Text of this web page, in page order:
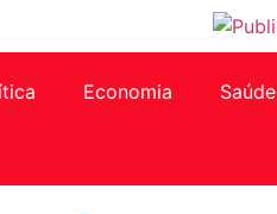
Economia Saúde